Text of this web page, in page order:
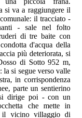
si va a raggiungere il
il tracciato -
- sale nel folto
di tre baite con
d'acqua della
più deteriorata, si
di Sotto 952 m,
la si segue verso valle
in corrispondenza
parte un sentierino
dirige poi - con un
che mette in
il vicino villaggio di